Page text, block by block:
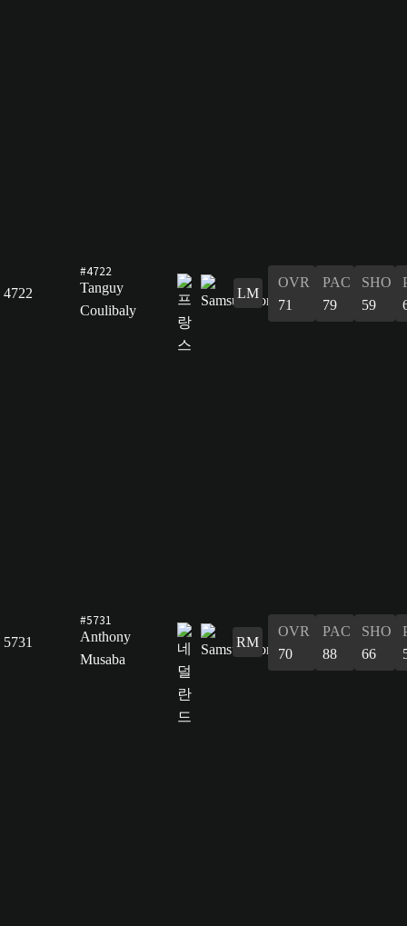
4722
#4722
Tanguy
Coulibaly
LM
OVR
71
PAC
79
SHO
59
5731
#5731
Anthony
Musaba
RM
OVR
70
PAC
88
SHO
66